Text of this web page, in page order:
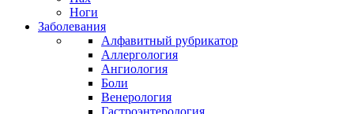
Ноги
Заболевания
Алфавитный рубрикатор
Аллергология
Ангиология
Боли
Венерология
Гастроэнтерология